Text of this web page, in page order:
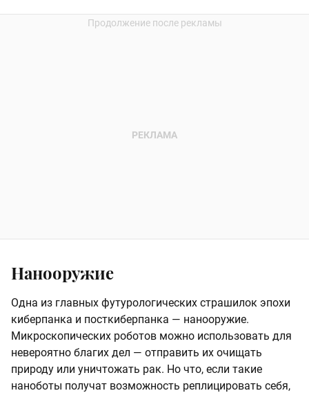
Нанооружие
Одна из главных футурологических страшилок эпохи
киберпанка и посткиберпанка — нанооружие.
Микроскопических роботов можно использовать для
невероятно благих дел — отправить их очищать
природу или уничтожать рак. Но что, если такие
наноботы получат возможность реплицировать себя,